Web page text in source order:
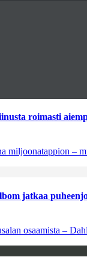
roimasti
–
jatkaa
osaamista –